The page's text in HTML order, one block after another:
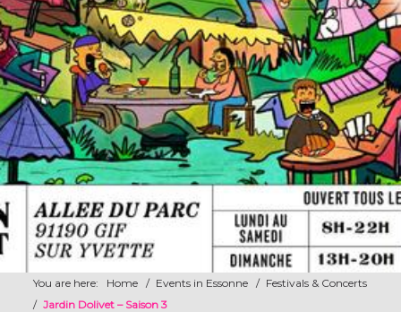
You are here: Home / Events in Essonne / Festivals & Concerts
/ Jardin Dolivet – Saison 3